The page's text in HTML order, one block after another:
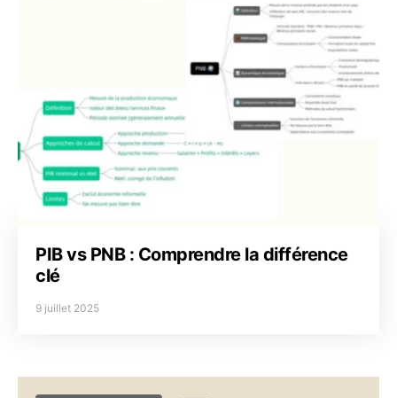
PIB vs PNB : Comprendre la différence
clé
9 juillet 2025